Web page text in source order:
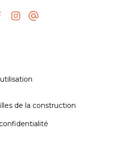
de la construction